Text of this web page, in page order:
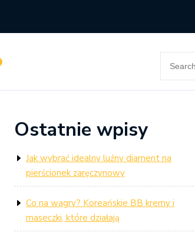
for:
Ostatnie wpisy
Jak wybrać idealny luźny diament na
pierścionek zaręczynowy
Co na wagry? Koreańskie BB kremy i
maseczki, które działają